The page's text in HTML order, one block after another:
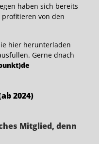
haben sich bereits
profitieren von den
hier herunterladen
Gerne dnach
2024)
Mitglied, denn